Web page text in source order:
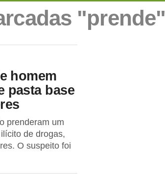
"prende"
homem
pasta base
prenderam um
de drogas,
O suspeito foi